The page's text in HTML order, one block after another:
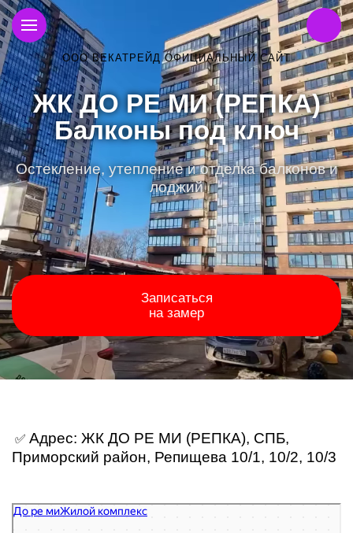
ООО ВЕКАТРЕЙД ОФИЦИАЛЬНЫЙ САЙТ
ЖК ДО РЕ МИ (РЕПКА)
Балконы под ключ
Остекление, утепление и отделка балконов и
лоджий
Записаться
на замер
Жилой комплекс в Санкт‑Петербурге
✅ Адрес: ЖК ДО РЕ МИ (РЕПКА), СПБ,
Приморский район, Репищева 10/1, 10/2, 10/3